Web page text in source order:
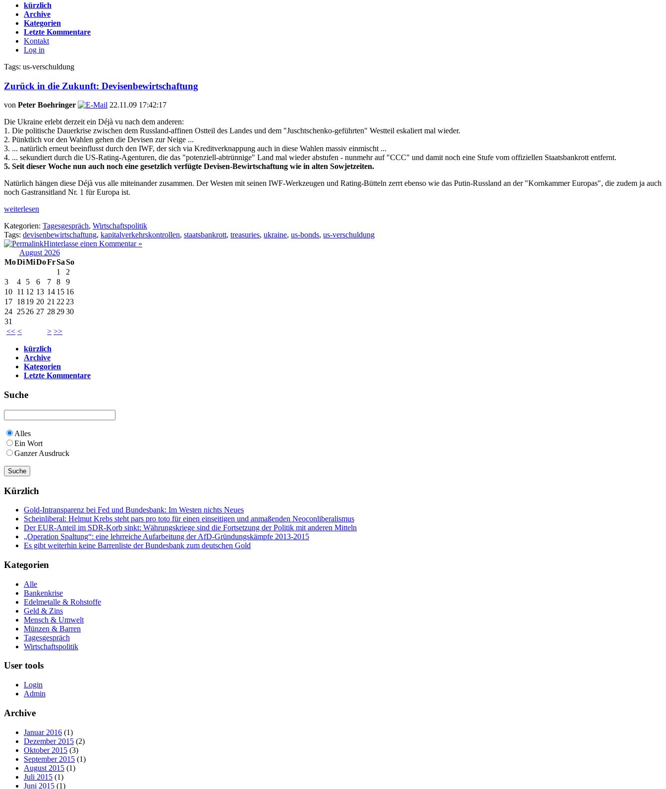
kürzlich
Archive
Kategorien
Letzte Kommentare
Kontakt
Log in
Tags: us-verschuldung
Zurück in die Zukunft: Devisenbewirtschaftung
von Peter Boehringer
22.11.09 17:42:17
Die Ukraine erlebt derzeit ein Déjà vu nach dem anderen:
1. Die politische Dauerkrise zwischen dem Russland-affinen Ostteil des Landes und dem "Juschtschenko-geführten" Westteil eskaliert mal wieder.
2. Pünktlich vor den Wahlen gehen die Devisen zur Neige ...
3. ... natürlich erneut beeinflusst durch den IWF, der sich via Kreditverknappung auch in diese Wahlen massiv einmischt ...
4. ... sekundiert durch die US-Rating-Agenturen, die das "potenziell-abtrünnige" Land mal wieder abstufen - nunmehr auf "CCC" und damit noch eine Stufe vom offiziellen Staatsbankrott entfernt.
5. Seit dieser Woche nun auch noch eine gesetzlich verfügte Devisen-Bewirtschaftung wie in alten Sowjetzeiten.
Natürlich hängen diese Déjà vus alle miteinander zusammen. Der Westen mit seinen IWF-Werkzeugen und Rating-Bütteln zerrt ebenso wie das Putin-Russland an der "Kornkammer Europas", die zudem ja auch
noch Gastransitland Nr. 1 für Europa ist.
weiterlesen
Kategorien: Tagesgespräch, Wirtschaftspolitik
Tags: devisenbewirtschaftung, kapitalverkehrskontrollen, staatsbankrott, treasuries, ukraine, us-bonds, us-verschuldung
Hinterlasse einen Kommentar »
August 2026
MoDiMiDoFrSaSo
<< < > >>
1
2
3
4 5 6 7 8
9
10 11 12 13 14 15 16
17 1819 20 21 22 23
24 2526 27 28 2930
31
kürzlich
Archive
Kategorien
Letzte Kommentare
Suche
Alles
Ein Wort
Ganzer Ausdruck
Kürzlich
Gold-Intransparenz bei Fed und Bundesbank: Im Westen nichts Neues
Scheinliberal: Helmut Krebs steht pars pro toto für einen einseitigen und anmaßenden Neoconliberalismus
Der EUR-Anteil im SDR-Korb sinkt: Währungskriege sind die Fortsetzung der Politik mit anderen Mitteln
„Operation Spaltung“: eine lehrreiche Aufarbeitung der AfD-Gründungskämpfe 2013-2015
Es gibt weiterhin keine Barrenliste der Bundesbank zum deutschen Gold
Kategorien
Alle
Bankenkrise
Edelmetalle & Rohstoffe
Geld & Zins
Mensch & Umwelt
Münzen & Barren
Tagesgespräch
Wirtschaftspolitik
User tools
Login
Admin
Archive
Januar 2016 (1)
Dezember 2015 (2)
Oktober 2015 (3)
September 2015 (1)
August 2015 (1)
Juli 2015 (1)
Juni 2015 (1)